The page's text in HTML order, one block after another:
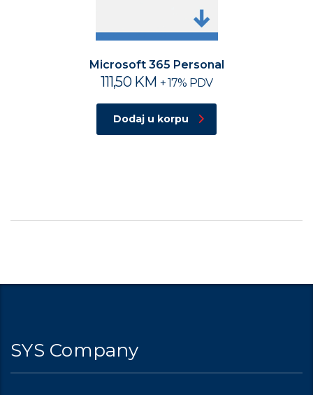
Microsoft 365 Personal
111,50 KM + 17% PDV
Dodaj u korpu
SYS Company